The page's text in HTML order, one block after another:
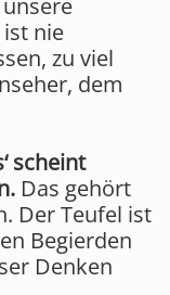
nie
zu viel
dem
scheint
Das gehört
Der Teufel ist
Begierden
Denken